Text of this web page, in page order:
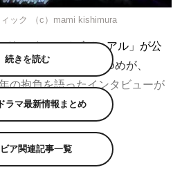
ック （c）mami kishimura
リアイメージビジュアル」が公
ァミリア所属の林ゆめが、
の抱負を語ったインタビューが
芽衣など、人気タレントが所属す
ファミリア。2021年は多数の所
続きを読む
ラマ最新情報まとめ
ア関連記事一覧